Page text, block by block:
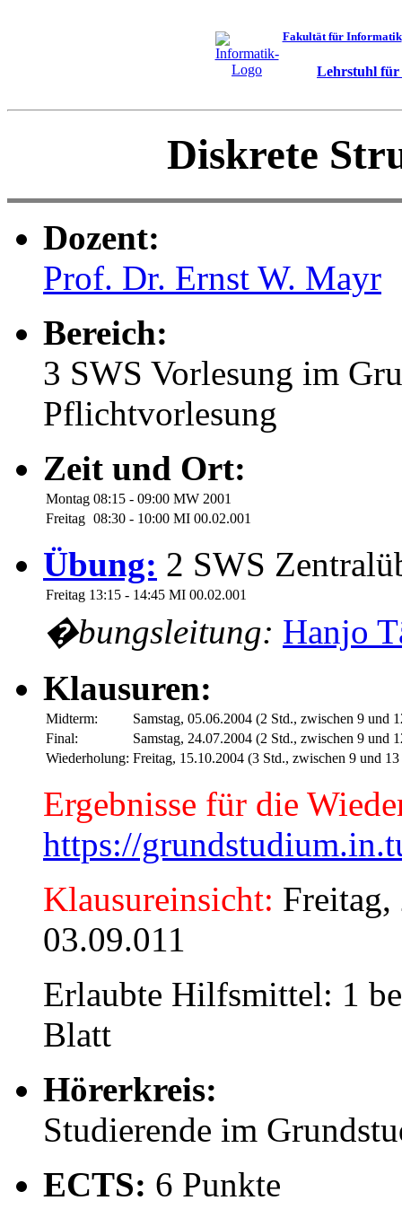
Fakultät für Informatik
Lehrstuhl für
Diskrete
Dozent:
Prof. Dr. Ernst W. Mayr
Bereich:
3 SWS Vorlesung im
Pflichtvorlesung
Zeit und Ort:
Montag 08:15 - 09:00 MW 2001
Freitag 08:30 - 10:00 MI 00.02.001
Übung: 2 SWS
Freitag 13:15 - 14:45 MI 00.02.001
�bungsleitung: Hanjo
Klausuren:
Midterm:
Samstag, 05.06.2004 (2 Std., zwischen 9
Final:
Samstag, 24.07.2004 (2 Std., zwischen 9
Wiederholung: Freitag, 15.10.2004 (3 Std., zwischen 9 und
Ergebnisse für die
https://
Klausureinsicht:
03.09.011
Erlaubte Hilfsmittel: 1
Blatt
Hörerkreis:
Studierende im
ECTS: 6 Punkte